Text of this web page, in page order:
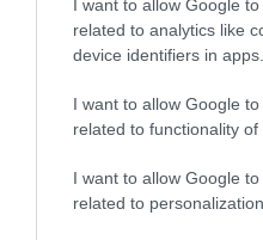
I want to allow Google
related to analytics like
device identifiers in apps.
I want to allow Google
related to functionality of
I want to allow Google
related to personalization.